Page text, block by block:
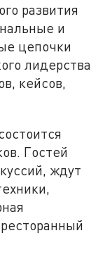
развития
и
цепочки
лидерства
кейсов,
Гостей
ждут